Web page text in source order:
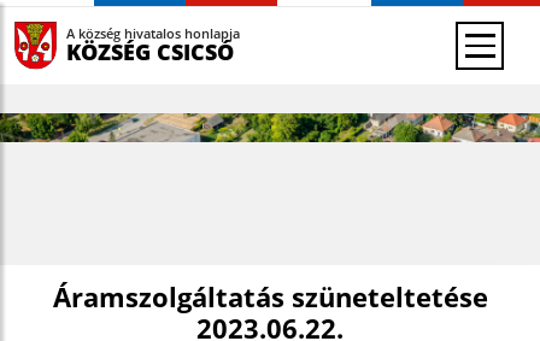
A község hivatalos honlapja
KÖZSÉG CSICSÓ
Áramszolgáltatás szüneteltetése
2023.06.22.